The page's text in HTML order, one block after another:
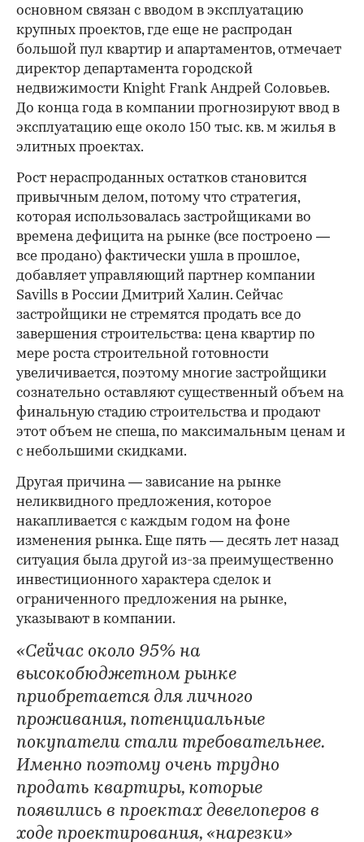
основном связан с вводом в эксплуатацию
крупных проектов, где еще не распродан
большой пул квартир и апартаментов, отмечает
директор департамента городской
недвижимости Knight Frank Андрей Соловьев.
До конца года в компании прогнозируют ввод в
эксплуатацию еще около 150 тыс. кв. м жилья в
элитных проектах.
Рост нераспроданных остатков становится
привычным делом, потому что стратегия,
которая использовалась застройщиками во
времена дефицита на рынке (все построено —
все продано) фактически ушла в прошлое,
добавляет управляющий партнер компании
Savills в России Дмитрий Халин. Сейчас
застройщики не стремятся продать все до
завершения строительства: цена квартир по
мере роста строительной готовности
увеличивается, поэтому многие застройщики
сознательно оставляют существенный объем на
финальную стадию строительства и продают
этот объем не спеша, по максимальным ценам и
с небольшими скидками.
Другая причина — зависание на рынке
неликвидного предложения, которое
накапливается с каждым годом на фоне
изменения рынка. Еще пять — десять лет назад
ситуация была другой из-за преимущественно
инвестиционного характера сделок и
ограниченного предложения на рынке,
указывают в компании.
«Сейчас около 95% на
высокобюджетном рынке
приобретается для личного
проживания, потенциальные
покупатели стали требовательнее.
Именно поэтому очень трудно
продать квартиры, которые
появились в проектах девелоперов в
ходе проектирования, «нарезки»